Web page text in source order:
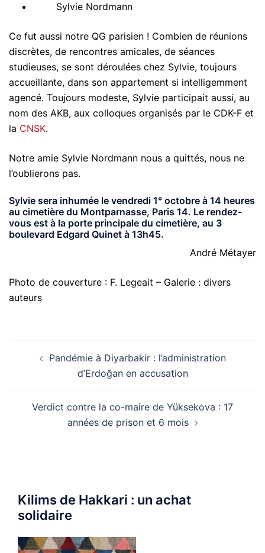
Sylvie Nordmann
Ce fut aussi notre QG parisien ! Combien de réunions
discrètes, de rencontres amicales, de séances
studieuses, se sont déroulées chez Sylvie, toujours
accueillante, dans son appartement si intelligemment
agencé. Toujours modeste, Sylvie participait aussi, au
nom des AKB, aux colloques organisés par le CDK-F et
la CNSK.
Notre amie Sylvie Nordmann nous a quittés, nous ne
l’oublierons pas.
Sylvie sera inhumée le vendredi 1° octobre à 14 heures
au cimetière du Montparnasse, Paris 14. Le rendez-
vous est à la porte principale du cimetière, au 3
boulevard Edgard Quinet à 13h45.
André Métayer
Photo de couverture : F. Legeait – Galerie : divers
auteurs
d’articlePandémie à Diyarbakir : l’administration
d’Erdoğan en accusation
Verdict contre la co-maire de Yüksekova : 17
années de prison et 6 mois
Kilims de Hakkari : un achat
solidaire